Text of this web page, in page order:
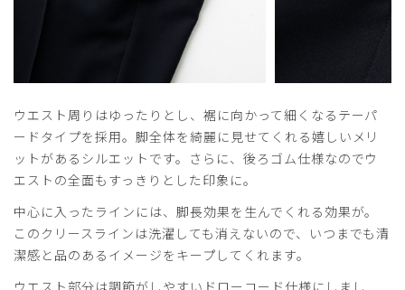
ウエスト周りはゆったりとし、裾に向かって細くなるテーパ
ードタイプを採用。脚全体を綺麗に見せてくれる嬉しいメリ
ットがあるシルエットです。さらに、後ろゴム仕様なのでウ
エストの全面もすっきりとした印象に。
中心に入ったラインには、脚長効果を生んでくれる効果が。
このクリースラインは洗濯しても消えないので、いつまでも清
潔感と品のあるイメージをキープしてくれます。
ウエスト部分は調節がしやすいドローコード仕様にしまし